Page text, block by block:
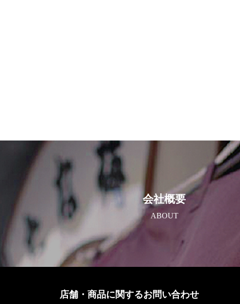
会社概要
ABOUT
店舗・商品に関するお問い合わせ